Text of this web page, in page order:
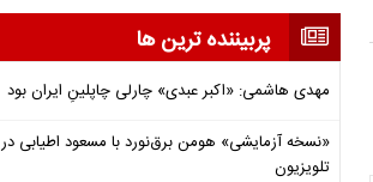
پربیننده ترین ها
مهدی هاشمی: «اکبر عبدی» چارلی چاپلینِ ایران بود
«نسخه آزمایشی» هومن برق‌نورد با مسعود اطیابی در
تلویزیون